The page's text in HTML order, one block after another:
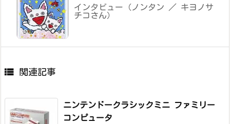
インタビュー（ノンタン ／ キヨノサ
チコさん）
 関連記事
ニンテンドークラシックミニ ファミリー
コンピュータ